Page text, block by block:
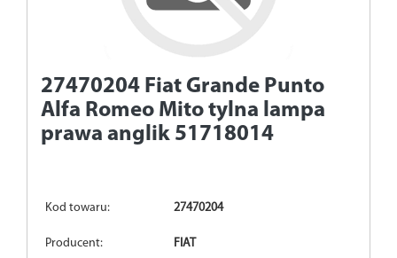
27470204 Fiat Grande Punto
Alfa Romeo Mito tylna lampa
prawa anglik 51718014
Kod towaru: 27470204
Producent: FIAT